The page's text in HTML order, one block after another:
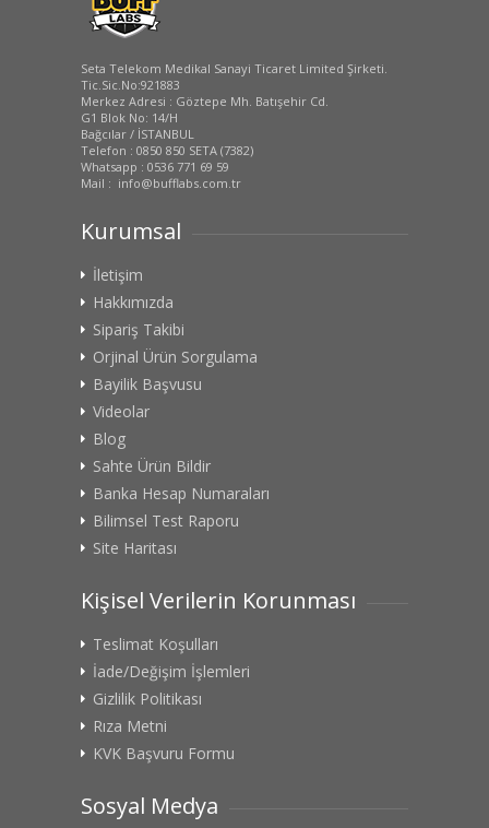
Seta Telekom Medikal Sanayi Ticaret Limited Şirketi.
Tic.Sic.No:921883
Merkez Adresi : Göztepe Mh. Batışehir Cd.
G1 Blok No: 14/H
Bağcılar / İSTANBUL
Telefon : 0850 850 SETA (7382)
Whatsapp : 0536 771 69 59
Mail : info@bufflabs.com.tr
Kurumsal
İletişim
Hakkımızda
Sipariş Takibi
Orjinal Ürün Sorgulama
Bayilik Başvusu
Videolar
Blog
Sahte Ürün Bildir
Banka Hesap Numaraları
Bilimsel Test Raporu
Site Haritası
Kişisel Verilerin Korunması
Teslimat Koşulları
İade/Değişim İşlemleri
Gizlilik Politikası
Rıza Metni
KVK Başvuru Formu
Sosyal Medya